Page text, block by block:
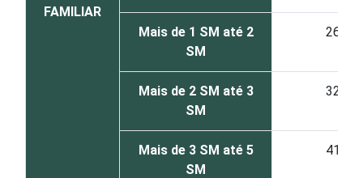
FAMILIAR
Mais de 1 SM até 2
SM
26
Mais de 2 SM até 3
SM
32
Mais de 3 SM até 5
SM
41